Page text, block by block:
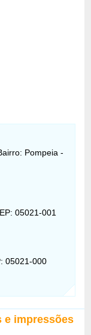
Pompeia -
05021-001
05021-000
e impressões